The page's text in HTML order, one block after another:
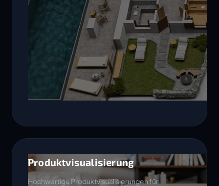
Produktvisualisierung
Hochwertige Produktvisualisierungen für